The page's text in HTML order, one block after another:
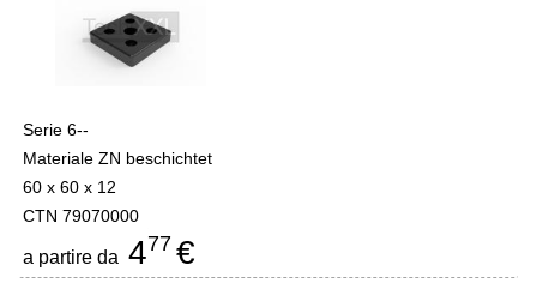
Serie 6--
Materiale ZN beschichtet
60 x 60 x 12
CTN 79070000
a partire da 477 €